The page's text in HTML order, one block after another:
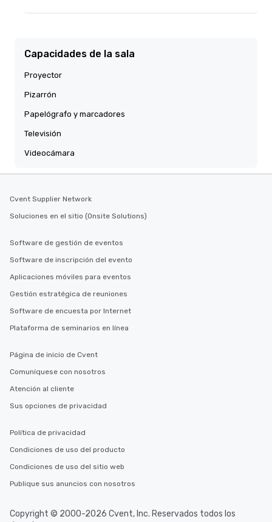
Capacidades de la sala
Proyector
Pizarrón
Papelógrafo y marcadores
Televisión
Videocámara
Cvent Supplier Network
Soluciones en el sitio (Onsite Solutions)
Software de gestión de eventos
Software de inscripción del evento
Aplicaciones móviles para eventos
Gestión estratégica de reuniones
Software de encuesta por Internet
Plataforma de seminarios en línea
Página de inicio de Cvent
Comuníquese con nosotros
Atención al cliente
Sus opciones de privacidad
Política de privacidad
Condiciones de uso del producto
Condiciones de uso del sitio web
Publique sus anuncios con nosotros
Copyright © 2000-2026 Cvent, Inc. Reservados todos los